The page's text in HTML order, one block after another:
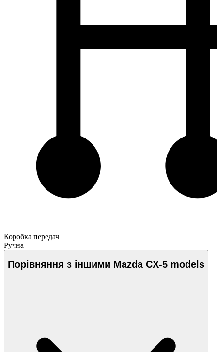
Коробка передач
Ручна
Порівняння з іншими Mazda CX-5 models